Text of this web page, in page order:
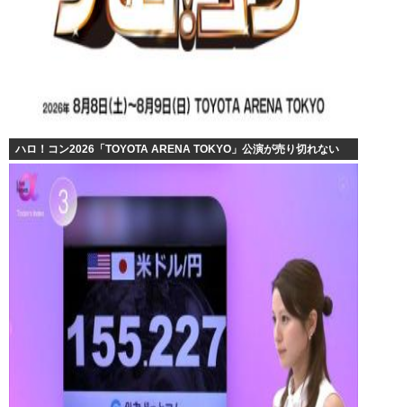
ハロ！コン2026「TOYOTA ARENA TOKYO」公演が売り切れない